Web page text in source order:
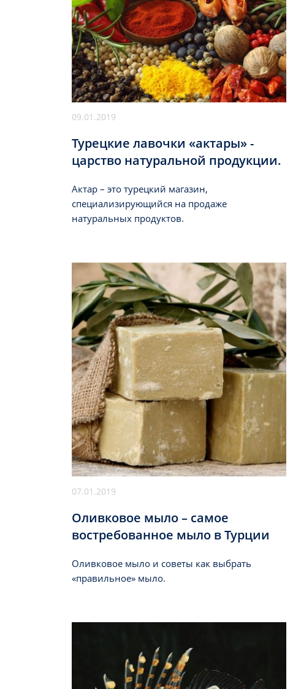
09.01.2019
Турецкие лавочки «актары» -
царство натуральной продукции.
Актар – это турецкий магазин,
специализирующийся на продаже
натуральных продуктов.
07.01.2019
Оливковое мыло – самое
востребованное мыло в Турции
Оливковое мыло и советы как выбрать
«правильное» мыло.